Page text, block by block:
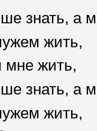
знать, а
жить,
жить,
знать,
жить,